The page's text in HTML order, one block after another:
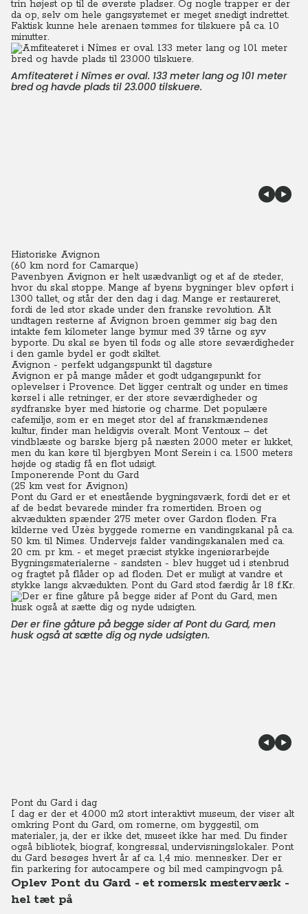
trin højest op til de øverste pladser. Og nogle trapper er der
da op, selv om hele gangsystemet er meget snedigt indrettet.
Faktisk kunne hele arenaen tømmes for tilskuere på ca. 10
minutter.
Amfiteateret i Nîmes er oval. 133 meter lang og 101 meter
bred og havde plads til 23.000 tilskuere.
Historiske Avignon
(60 km nord for Camarque)
Pavenbyen Avignon er helt usædvanligt og et af de steder,
hvor du skal stoppe. Mange af byens bygninger blev opført i
1300 tallet, og står der den dag i dag. Mange er restaureret,
fordi de led stor skade under den franske revolution. Alt
undtagen resterne af Avignon broen gemmer sig bag den
intakte fem kilometer lange bymur med 39 tårne og syv
byporte. Du skal se byen til fods og alle store seværdigheder
i den gamle bydel er godt skiltet.
Avignon - perfekt udgangspunkt til dagsture
Avignon er på mange måder et godt udgangspunkt for
oplevelser i Provence. Det ligger centralt og under en times
kørsel i alle retninger, er der store seværdigheder og
sydfranske byer med historie og charme. Det populære
cafemiljø, som er en meget stor del af franskmændenes
kultur, finder man heldigvis overalt. Mont Ventoux – det
vindblæste og barske bjerg på næsten 2.000 meter er lukket,
men du kan køre til bjergbyen Mont Serein i ca. 1.500 meters
højde og stadig få en flot udsigt.
Imponerende Pont du Gard
(25 km vest for Avignon)
Pont du Gard er et enestående bygningsværk, fordi det er et
af de bedst bevarede minder fra romertiden. Broen og
akvædukten spænder 275 meter over Gardon floden. Fra
kilderne ved Uzès byggede romerne en vandingskanal på ca.
50 km. til Nimes. Undervejs falder vandingskanalen med ca.
20 cm. pr km. - et meget præcist stykke ingeniørarbejde
Bygningsmaterialerne - sandsten - blev hugget ud i stenbrud
og fragtet på flåder op ad floden. Det er muligt at vandre et
stykke langs akvædukten. Pont du Gard stod færdig år 18 f.Kr.
Der er fine gåture på begge sider af Pont du Gard, men
husk også at sætte dig og nyde udsigten.
Pont du Gard i dag
I dag er der et 4.000 m2 stort interaktivt museum, der viser alt
omkring Pont du Gard, om romerne, om byggestil, om
materialer, ja, der er ikke det, museet ikke har med. Du finder
også bibliotek, biograf, kongressal, undervisningslokaler. Pont
du Gard besøges hvert år af ca. 1,4 mio. mennesker. Der er
fin parkering for autocampere og bil med campingvogn på.
Oplev Pont du Gard - et romersk mesterværk -
hel tæt på